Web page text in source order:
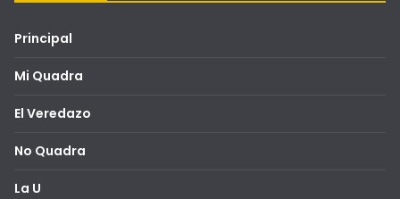
Principal
Mi Quadra
El Veredazo
No Quadra
La U